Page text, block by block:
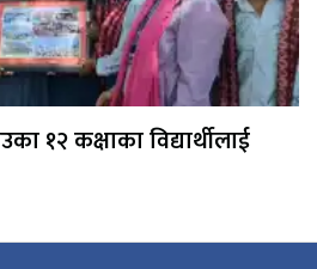
१२ कक्षाका विद्यार्थीलाई